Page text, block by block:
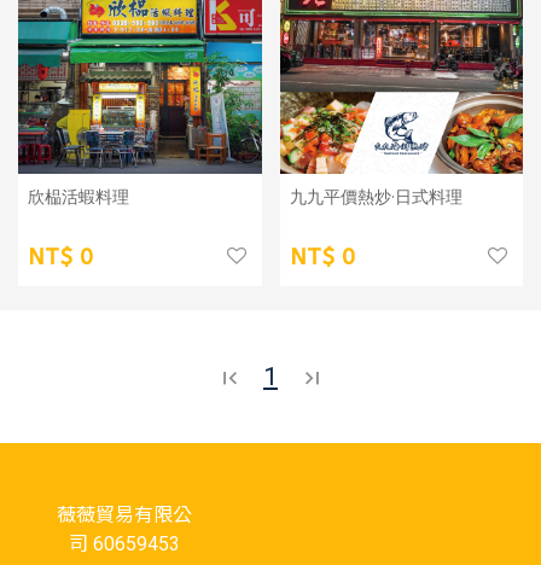
欣榀活蝦料理
0
九九平價熱炒·日式料理
0
1
薇薇貿易有限公
司 60659453